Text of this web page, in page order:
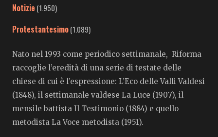
Notizie (1.950)
Protestantesimo(1.089)
Nato nel 1993 come periodico settimanale, Riforma
raccoglie l’eredità di una serie di testate delle
chiese di cui è l’espressione: L’Eco delle Valli Valdesi
(1848), il settimanale valdese La Luce (1907), il
mensile battista Il Testimonio (1884) e quello
metodista La Voce metodista (1951).